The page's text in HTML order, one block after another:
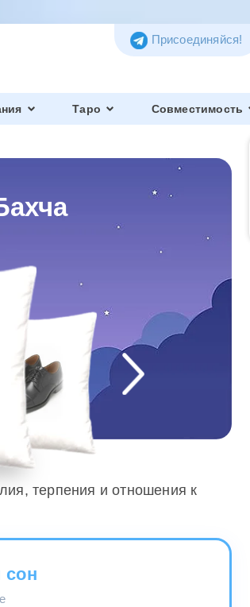
Присоединяйся!
Таро Совместимость
терпения и отношения к
сон